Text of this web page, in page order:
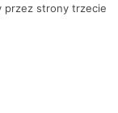
przez strony trzecie